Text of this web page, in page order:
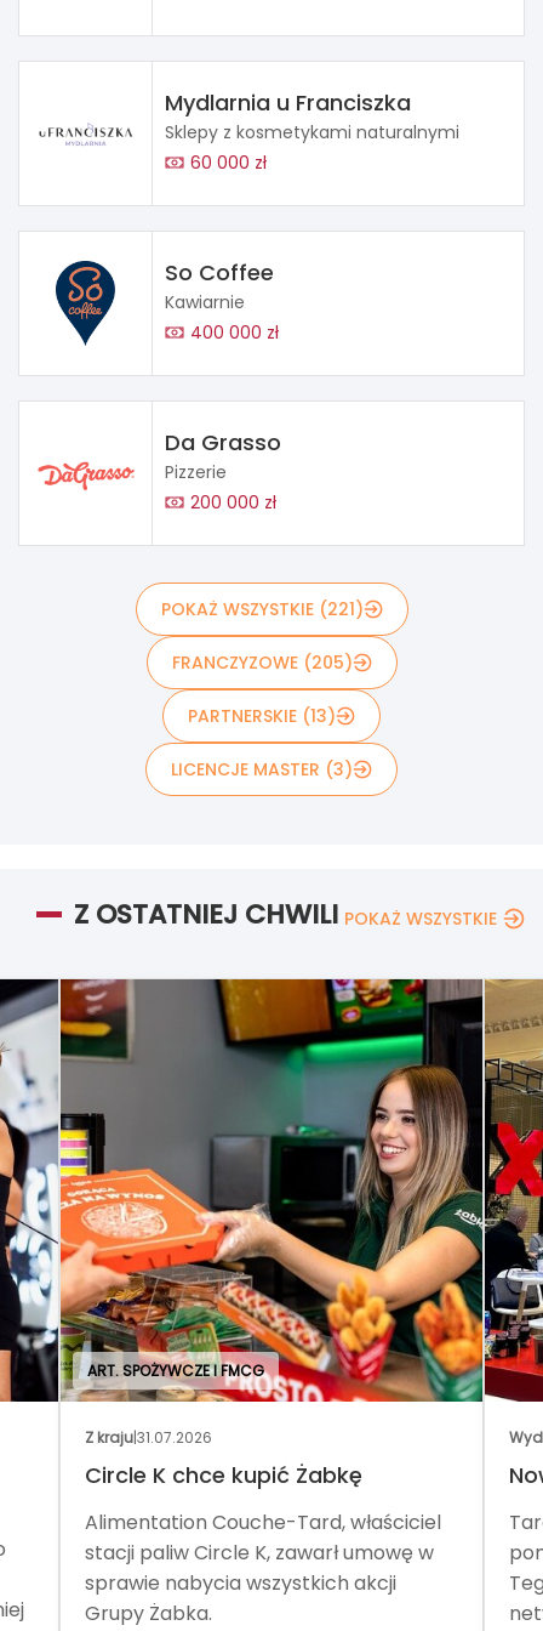
Mydlarnia u Franciszka
Sklepy z kosmetykami naturalnymi
60 000 zł
So Coffee
Kawiarnie
400 000 zł
Da Grasso
Pizzerie
200 000 zł
POKAŻ WSZYSTKIE (221)
FRANCZYZOWE (205)
PARTNERSKIE (13)
LICENCJE MASTER (3)
Z OSTATNIEJ CHWILI POKAŻ WSZYSTKIE
ART. SPOŻYWCZE I FMCG
Z kraju|31.07.2026
Circle K chce kupić Żabkę
Alimentation Couche-Tard, właściciel
stacji paliw Circle K, zawarł umowę w
sprawie nabycia wszystkich akcji
Grupy Żabka.